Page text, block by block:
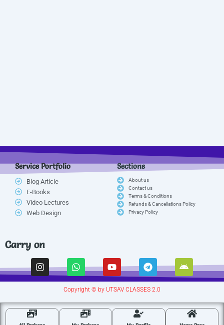
Service Portfolio
Blog Article
E-Books
Video Lectures
Web Design
Sections
About us
Contact us
Terms & Conditions
Refunds & Cancellations Policy
Privacy Policy
Carry on
I
n
s
g
W
h
a
t
a
p
Y
o
u
t
b
e
T
e
l
e
r
A
n
d
i
d
Copyright © by UTSAV CLASSES 2.0